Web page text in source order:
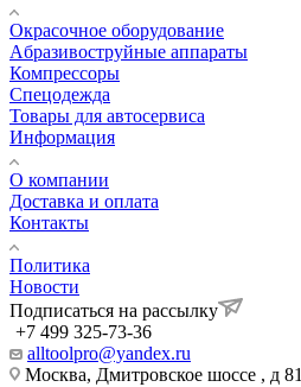
Окрасочное оборудование
Aбразивоструйные аппараты
Компрессоры
Спецодежда
Товары для автосервиса
Информация
О компании
Доставка и оплата
Контакты
Политика
Новости
Подписаться на рассылку
+7 499 325-73-36
alltoolpro@yandex.ru
Москва, Дмитровское шоссе , д 81